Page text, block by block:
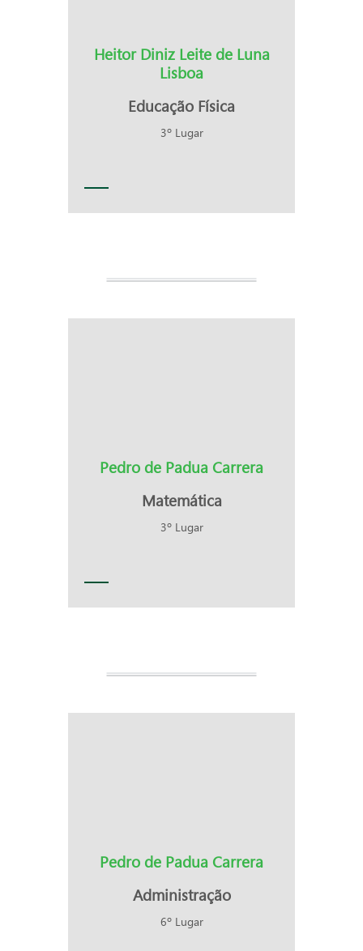
Heitor Diniz Leite de Luna
Lisboa
Educação Física
3º Lugar
Pedro de Padua Carrera
Matemática
3º Lugar
Pedro de Padua Carrera
Administração
6º Lugar